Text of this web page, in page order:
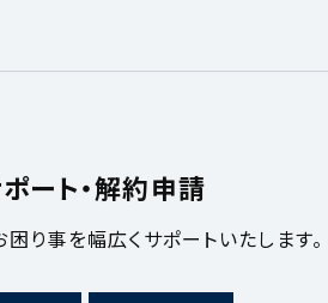
ート・解約申請
り事を幅広くサポートいたします。